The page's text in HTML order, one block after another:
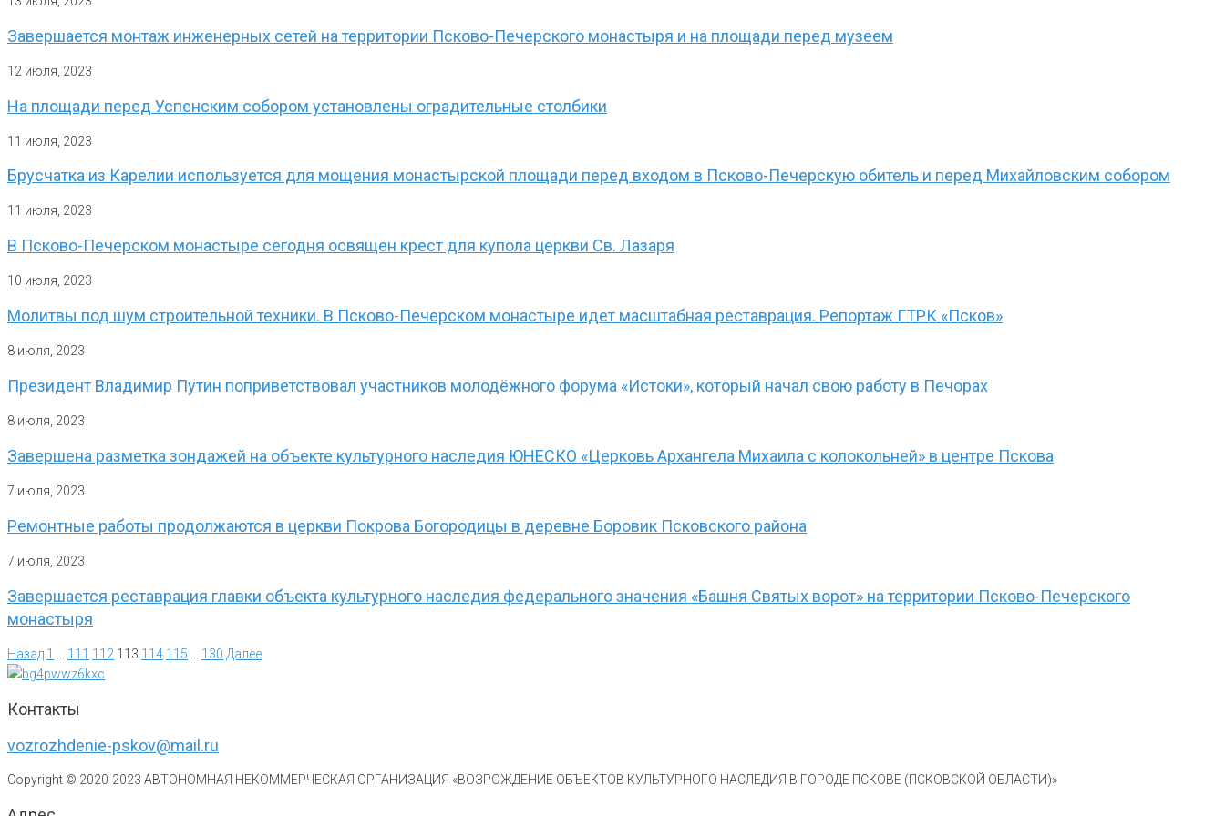
Завершается монтаж инженерных сетей на территории Псково-Печерского монастыря и на площади перед музеем
12 июля, 2023
На площади перед Успенским собором установлены оградительные столбики
11 июля, 2023
Брусчатка из Карелии используется для мощения монастырской площади перед входом в Псково-Печерскую обитель и перед Михайловским собором
11 июля, 2023
В Псково-Печерском монастыре сегодня освящен крест для купола церкви Св. Лазаря
10 июля, 2023
Молитвы под шум строительной техники. В Псково-Печерском монастыре идет масштабная реставрация. Репортаж ГТРК «Псков»
8 июля, 2023
Президент Владимир Путин поприветствовал участников молодёжного форума «Истоки», который начал свою работу в Печорах
8 июля, 2023
Завершена разметка зондажей на объекте культурного наследия ЮНЕСКО «Церковь Архангела Михаила с колокольней» в центре Пскова
7 июля, 2023
Ремонтные работы продолжаются в церкви Покрова Богородицы в деревне Боровик Псковского района
7 июля, 2023
Завершается реставрация главки объекта культурного наследия федерального значения «Башня Святых ворот» на территории Псково-Печерского
монастыря
Назад 1 111 112 113 114 115 130 Далее
Контакты
vozrozhdenie-pskov@mail.ru
Copyright © 2020-2023 АВТОНОМНАЯ НЕКОММЕРЧЕСКАЯ ОРГАНИЗАЦИЯ «ВОЗРОЖДЕНИЕ ОБЪЕКТОВ КУЛЬТУРНОГО НАСЛЕДИЯ В ГОРОДЕ ПСКОВЕ (ПСКОВСКОЙ ОБЛАСТИ)»